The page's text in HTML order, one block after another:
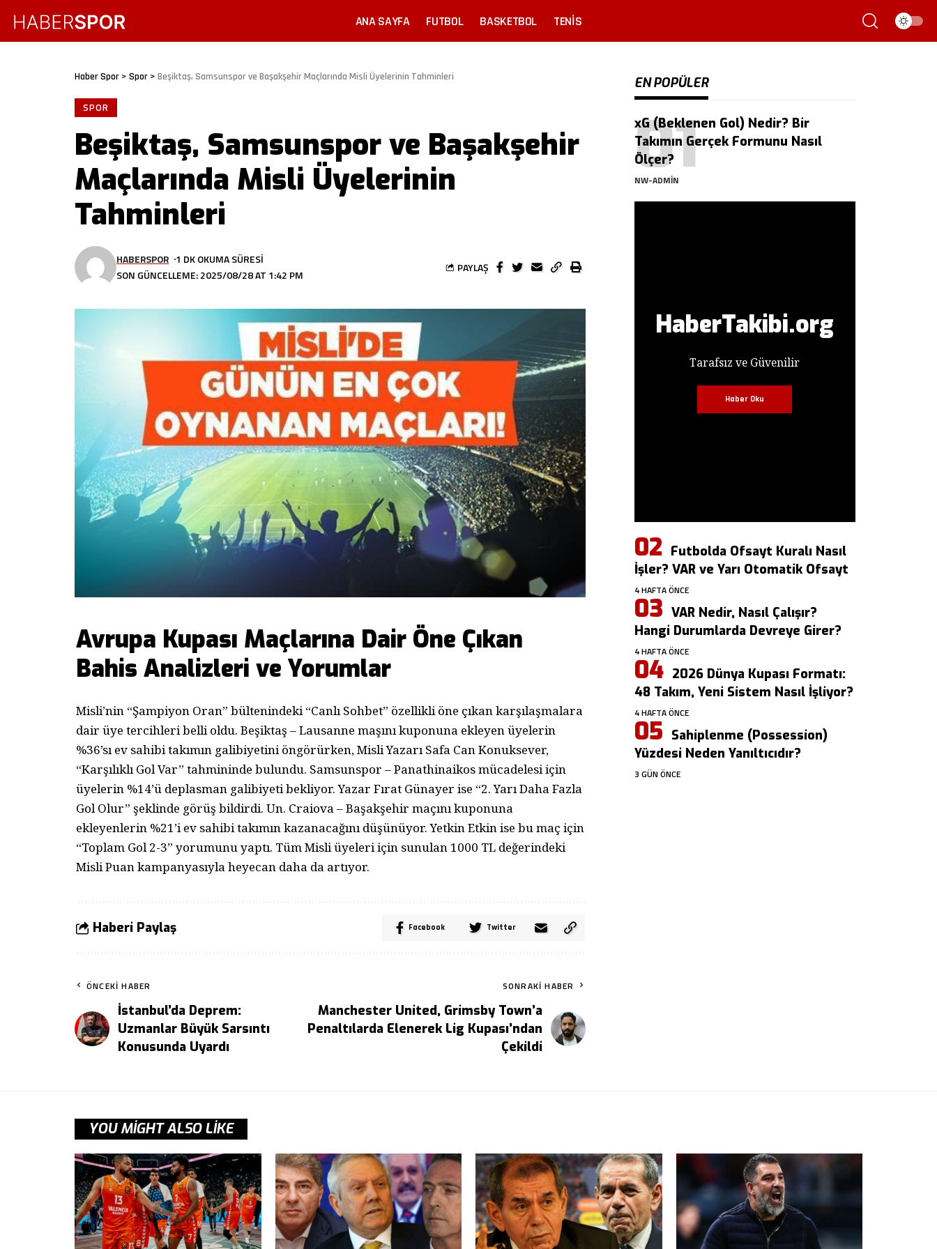
ANA SAYFA FUTBOL BASKETBOL TENIS
Haber Spor > Spor > Beşiktaş, Samsunspor ve Başakşehir Maçlarında Misli Üyelerinin Tahminleri
SPOR
Beşiktaş, Samsunspor ve Başakşehir
Maçlarında Misli Üyelerinin
Tahminleri
SON GÜNCELLEME: 2025/08/28 AT 1:42 PM
HABERSPOR 1 DK OKUMA SÜRESI
PAYLAŞ
Avrupa Kupası Maçlarına Dair Öne Çıkan
Bahis Analizleri ve Yorumlar
Misli’nin “Şampiyon Oran” bültenindeki “Canlı Sohbet” özellikli öne çıkan karşılaşmalara
dair üye tercihleri belli oldu. Beşiktaş – Lausanne maşını kuponuna ekleyen üyelerin
%36’sı ev sahibi takımın galibiyetini öngörürken, Misli Yazarı Safa Can Konuksever,
“Karşılıklı Gol Var” tahmininde bulundu. Samsunspor – Panathinaikos mücadelesi için
üyelerin %14’ü deplasman galibiyeti bekliyor. Yazar Fırat Günayer ise “2. Yarı Daha Fazla
Gol Olur” şeklinde görüş bildirdi. Un. Craiova – Başakşehir maçını kuponuna
ekleyenlerin %21’i ev sahibi takımın kazanacağını düşünüyor. Yetkin Etkin ise bu maç için
“Toplam Gol 2-3” yorumunu yaptı. Tüm Misli üyeleri için sunulan 1000 TL değerindeki
Misli Puan kampanyasıyla heyecan daha da artıyor.
Haberi Paylaş Facebook Twitter
ÖNCEKI HABER
İstanbul’da Deprem:
Uzmanlar Büyük Sarsıntı
Konusunda Uyardı
SONRAKI HABER
Manchester United, Grimsby Town’a
Penaltılarda Elenerek Lig Kupası’ndan
Çekildi
EN POPÜLER
xG (Beklenen Gol) Nedir? Bir
Takımın Gerçek Formunu Nasıl
Ölçer?
NW-ADMIN
HaberTakibi.org
Tarafsız ve Güvenilir
Haber Oku
Futbolda Ofsayt Kuralı Nasıl
İşler? VAR ve Yarı Otomatik Ofsayt
4 HAFTA ÖNCE
VAR Nedir, Nasıl Çalışır?
Hangi Durumlarda Devreye Girer?
4 HAFTA ÖNCE
2026 Dünya Kupası Formatı:
48 Takım, Yeni Sistem Nasıl İşliyor?
4 HAFTA ÖNCE
Sahiplenme (Possession)
Yüzdesi Neden Yanıltıcıdır?
3 GÜN ÖNCE
YOU MIGHT ALSO LIKE